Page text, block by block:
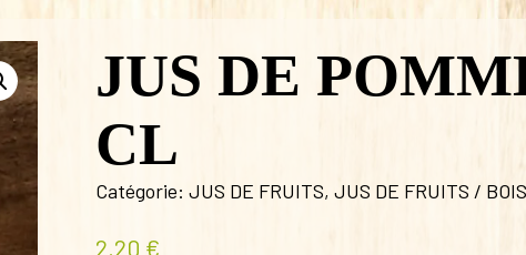
JUS DE
CL
Catégorie:JUS DE FRUITS,JUS DE FRUITS /
2,20 €